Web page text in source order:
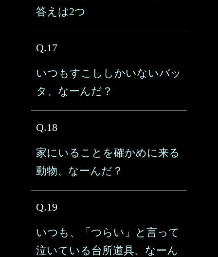
答えは2つ
Q.17
いつもすこししかいないバッ
タ、なーんだ？
Q.18
家にいることを確かめに来る
動物、なーんだ？
Q.19
いつも、「つらい」と言って
泣いている台所道具、なーん